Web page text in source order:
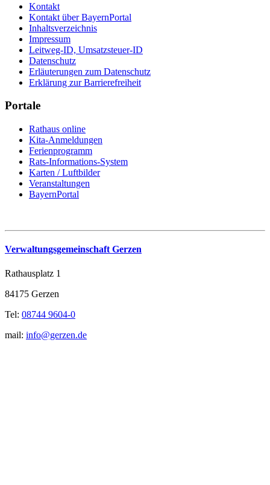
Kontakt
Kontakt über BayernPortal
Inhaltsverzeichnis
Impressum
Leitweg-ID, Umsatzsteuer-ID
Datenschutz
Erläuterungen zum Datenschutz
Erklärung zur Barrierefreiheit
Portale
Rathaus online
Kita-Anmeldungen
Ferienprogramm
Rats-Informations-System
Karten / Luftbilder
Veranstaltungen
BayernPortal
Verwaltungsgemeinschaft Gerzen
Rathausplatz 1
84175 Gerzen
Tel: 08744 9604-0
mail: info@gerzen.de